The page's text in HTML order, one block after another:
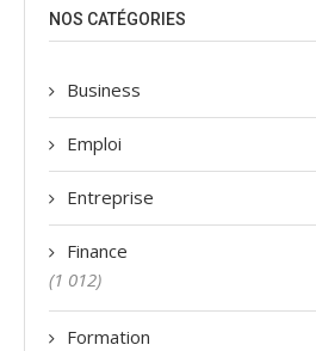
NOS CATÉGORIES
Business
Emploi
Entreprise
Finance
(1 012)
Formation